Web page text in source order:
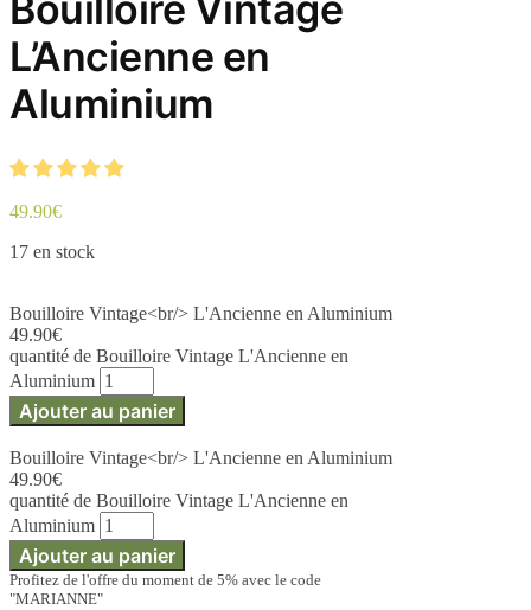
L’Ancienne en
Aluminium
49.90€
17 en stock
Bouilloire Vintage<br/> L'Ancienne en Aluminium
49.90€
quantité de Bouilloire Vintage L'Ancienne en
Aluminium
Ajouter au panier
Bouilloire Vintage<br/> L'Ancienne en Aluminium
49.90€
quantité de Bouilloire Vintage L'Ancienne en
Aluminium
Ajouter au panier
Profitez de l'offre du moment de 5% avec le code
"MARIANNE"